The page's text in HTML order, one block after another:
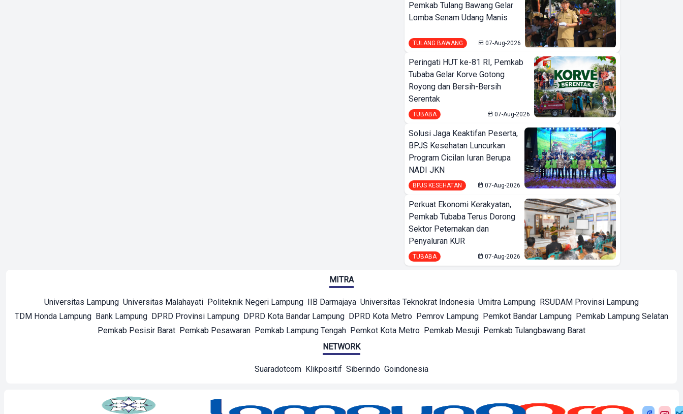
Pemkab Tulang Bawang Gelar
Lomba Senam Udang Manis
TULANG BAWANG 07-Aug-2026
Peringati HUT ke-81 RI, Pemkab
Tubaba Gelar Korve Gotong
Royong dan Bersih-Bersih
Serentak
TUBABA 07-Aug-2026
Solusi Jaga Keaktifan Peserta,
BPJS Kesehatan Luncurkan
Program Cicilan Iuran Berupa
NADI JKN
BPJS KESEHATAN 07-Aug-2026
Perkuat Ekonomi Kerakyatan,
Pemkab Tubaba Terus Dorong
Sektor Peternakan dan
Penyaluran KUR
TUBABA 07-Aug-2026
MITRA
Universitas Lampung Universitas Malahayati Politeknik Negeri Lampung IIB Darmajaya Universitas Teknokrat Indonesia Umitra Lampung RSUDAM Provinsi Lampung
TDM Honda Lampung Bank Lampung DPRD Provinsi Lampung DPRD Kota Bandar Lampung DPRD Kota Metro Pemrov Lampung Pemkot Bandar Lampung Pemkab Lampung Selatan
Pemkab Pesisir Barat Pemkab Pesawaran Pemkab Lampung Tengah Pemkot Kota Metro Pemkab Mesuji Pemkab Tulangbawang Barat
NETWORK
Suaradotcom Klikpositif Siberindo Goindonesia